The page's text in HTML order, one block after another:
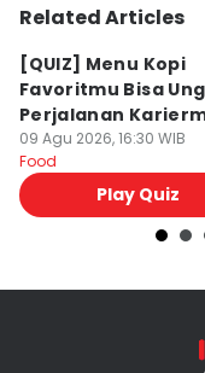
Related Articles
⁠[QUIZ] Menu Kopi
Favoritmu Bisa
Perjalanan
Masa Depan
09 Agu 2026, 16:30 WIB
Food
Play Quiz